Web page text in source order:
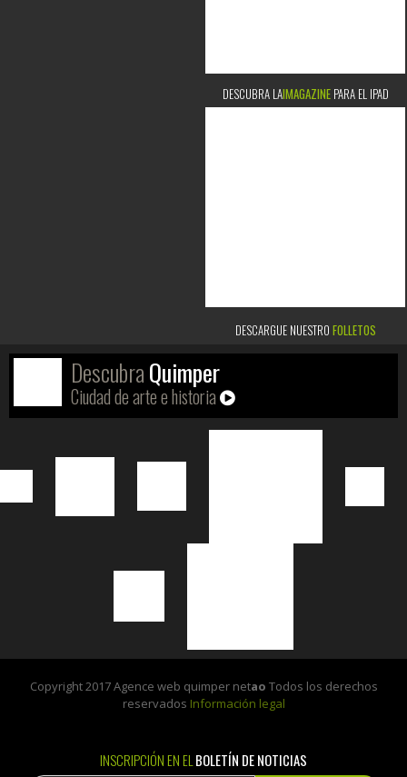
DESCUBRA LAIMAGAZINEPARA EL IPAD
DESCARGUE NUESTRO FOLLETOS
DescubraQuimper
Ciudad de arte e historia
Copyright 2017 Agence web quimper netao Todos los derechos
reservados Información legal
INSCRIPCIÓN EN EL BOLETÍN DE NOTICIAS